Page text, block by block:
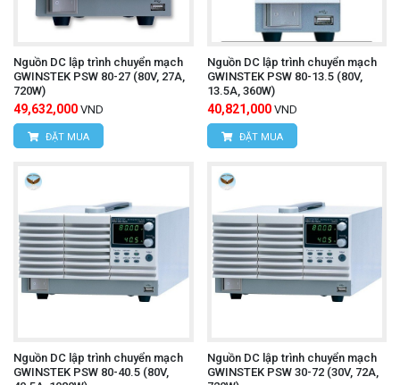
Nguồn DC lập trình chuyển mạch
GWINSTEK PSW 80-27 (80V, 27A,
720W)
49,632,000 VND
ĐẶT MUA
Nguồn DC lập trình chuyển mạch
GWINSTEK PSW 80-13.5 (80V,
13.5A, 360W)
40,821,000 VND
ĐẶT MUA
Nguồn DC lập trình chuyển mạch
GWINSTEK PSW 80-40.5 (80V,
Nguồn DC lập trình chuyển mạch
GWINSTEK PSW 30-72 (30V, 72A,